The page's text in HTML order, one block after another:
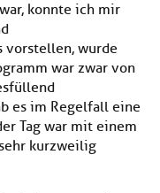
konnte ich mir
vorstellen, wurde
war zwar von
es im Regelfall eine
Tag war mit einem
kurzweilig